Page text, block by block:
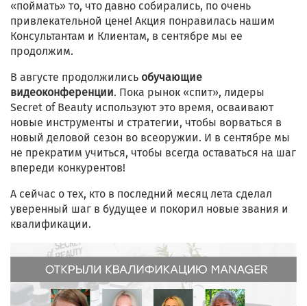
«поймать» то, что давно собирались, по очень
привлекательной цене! Акция понравилась нашим
Консультантам и Клиентам, в сентябре мы ее
продолжим.
В августе продолжились обучающие
видеоконференции. Пока рынок «спит», лидеры
Secret of Beauty используют это время, осваивают
новые инструменты и стратегии, чтобы ворваться в
новый деловой сезон во всеоружии. И в сентябре мы
не прекратим учиться, чтобы всегда оставаться на шаг
впереди конкурентов!
А сейчас о тех, кто в последний месяц лета сделал
уверенный шаг в будущее и покорил новые звания и
квалификации.